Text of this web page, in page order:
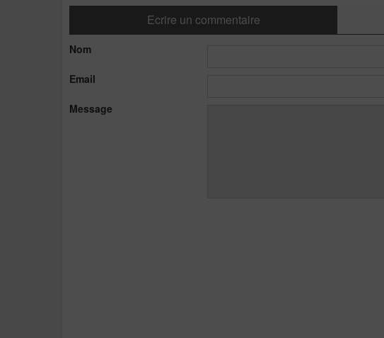
Ecrire un commentaire
Nom
Email
Message